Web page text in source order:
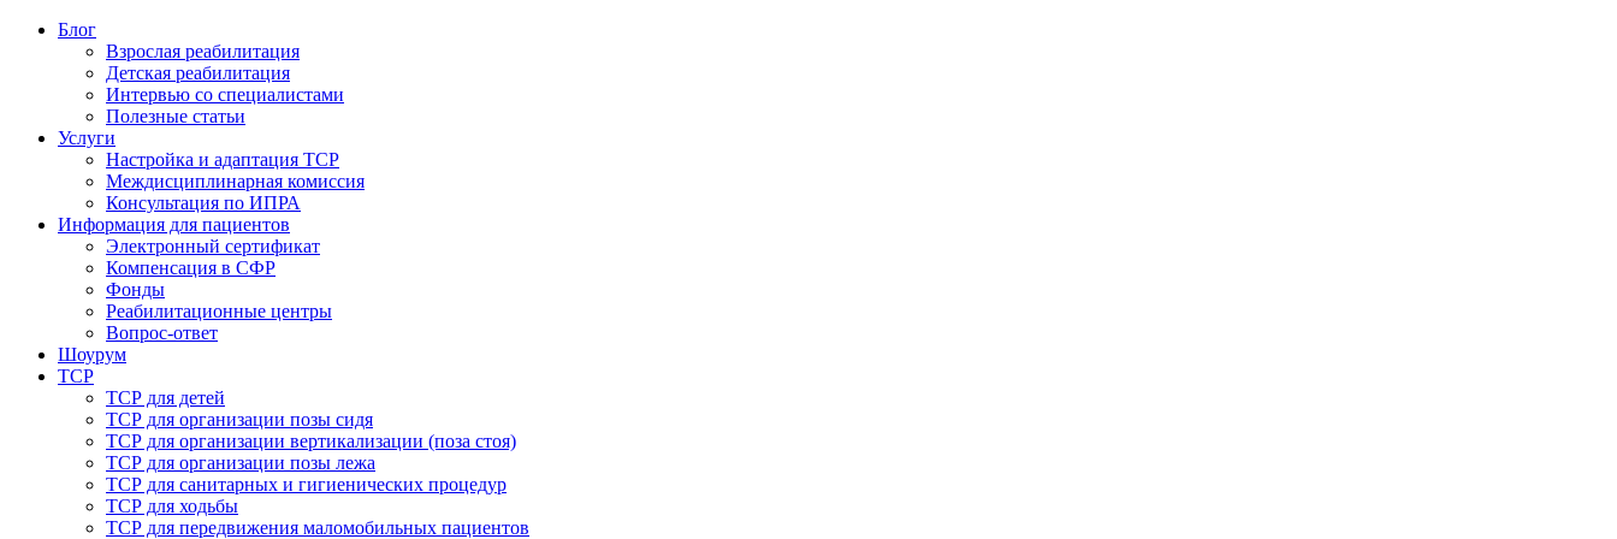
Блог
Взрослая реабилитация
Детская реабилитация
Интервью со специалистами
Полезные статьи
Услуги
Настройка и адаптация ТСР
Междисциплинарная комиссия
Консультация по ИПРА
Информация для пациентов
Электронный сертификат
Компенсация в СФР
Фонды
Реабилитационные центры
Вопрос-ответ
Шоурум
ТСР
ТСР для детей
ТСР для организации позы сидя
ТСР для организации вертикализации (поза стоя)
ТСР для организации позы лежа
ТСР для санитарных и гигиенических процедур
ТСР для ходьбы
ТСР для передвижения маломобильных пациентов